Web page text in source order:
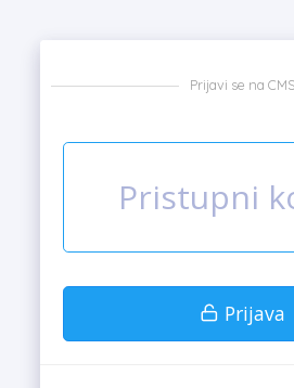
Prijavi se na CMS
Prijava